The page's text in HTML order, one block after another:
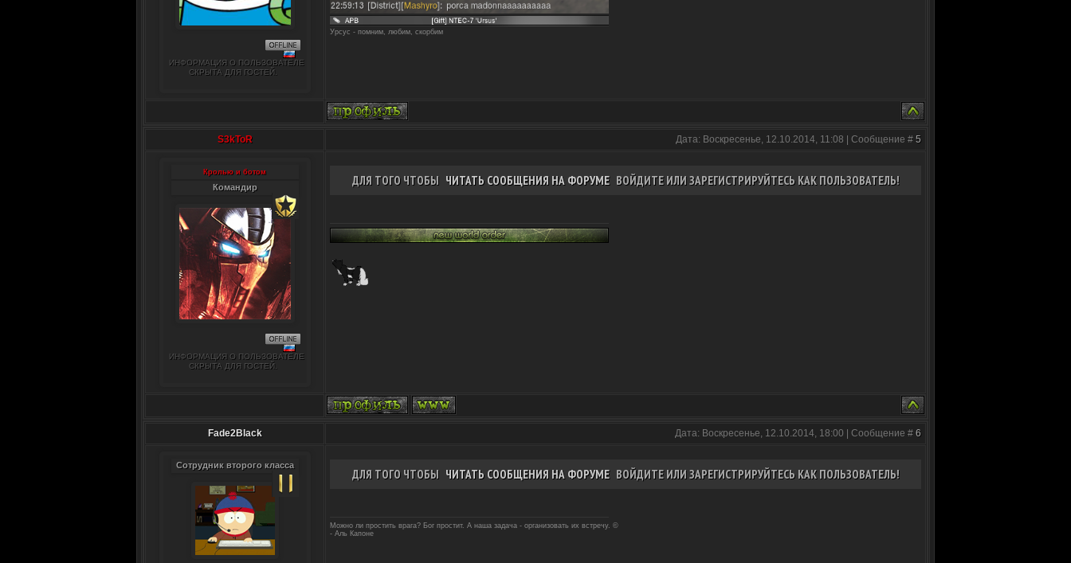
ИНФОРМАЦИЯ О ПОЛЬЗОВАТЕЛЕ
СКРЫТА ДЛЯ ГОСТЕЙ.
Урсус - помним, любим, скорбим
S3kToR Дата: Воскресенье, 12.10.2014, 11:08 | Сообщение # 5
Кролью и ботом
Командир
ИНФОРМАЦИЯ О ПОЛЬЗОВАТЕЛЕ
СКРЫТА ДЛЯ ГОСТЕЙ.
ДЛЯ ТОГО ЧТОБЫ ЧИТАТЬ СООБЩЕНИЯ НА ФОРУМЕ ВОЙДИТЕ ИЛИ ЗАРЕГИСТРИРУЙТЕСЬ КАК ПОЛЬЗОВАТЕЛЬ!
Fade2Black Дата: Воскресенье, 12.10.2014, 18:00 | Сообщение # 6
Сотрудник второго класса
ДЛЯ ТОГО ЧТОБЫ ЧИТАТЬ СООБЩЕНИЯ НА ФОРУМЕ ВОЙДИТЕ ИЛИ ЗАРЕГИСТРИРУЙТЕСЬ КАК ПОЛЬЗОВАТЕЛЬ!
Можно ли простить врага? Бог простит. А наша задача - организовать их встречу. ©
- Аль Капоне